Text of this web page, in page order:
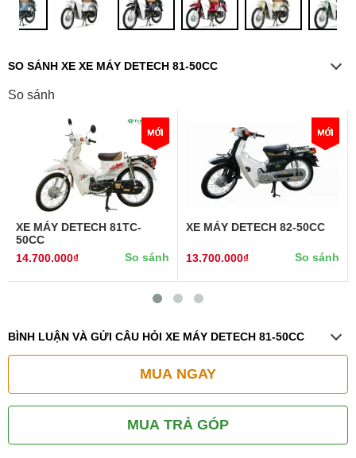
SO SÁNH XE XE MÁY DETECH 81-50CC
So sánh
XE MÁY DETECH 81TC-
50CC
14.700.000₫
So sánh
XE MÁY DETECH 82-50CC
13.700.000₫ So sánh
BÌNH LUẬN VÀ GỬI CÂU HỎI XE MÁY DETECH 81-50CC
MUA NGAY
MUA TRẢ GÓP